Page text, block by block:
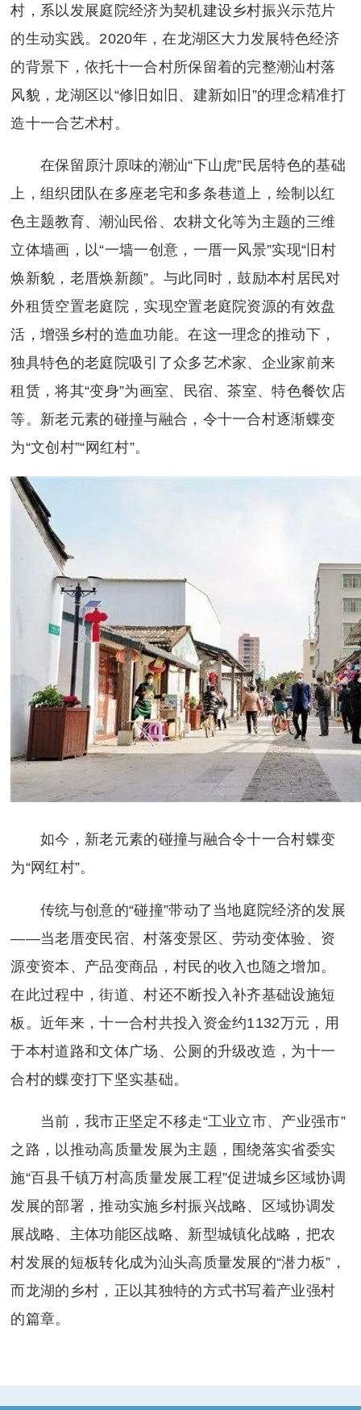
村，系以发展庭院经济为契机建设乡村振兴示范片
的生动实践。2020年，在龙湖区大力发展特色经济
的背景下，依托十一合村所保留着的完整潮汕村落
风貌，龙湖区以“修旧如旧、建新如旧”的理念精准打
造十一合艺术村。
在保留原汁原味的潮汕“下山虎”民居特色的基础
上，组织团队在多座老宅和多条巷道上，绘制以红
色主题教育、潮汕民俗、农耕文化等为主题的三维
立体墙画，以“一墙一创意，一厝一风景”实现“旧村
焕新貌，老厝焕新颜”。与此同时，鼓励本村居民对
外租赁空置老庭院，实现空置老庭院资源的有效盘
活，增强乡村的造血功能。在这一理念的推动下，
独具特色的老庭院吸引了众多艺术家、企业家前来
租赁，将其“变身”为画室、民宿、茶室、特色餐饮店
等。新老元素的碰撞与融合，令十一合村逐渐蝶变
为“文创村”“网红村”。
如今，新老元素的碰撞与融合令十一合村蝶变
为“网红村”。
传统与创意的“碰撞”带动了当地庭院经济的发展
——当老厝变民宿、村落变景区、劳动变体验、资
源变资本、产品变商品，村民的收入也随之增加。
在此过程中，街道、村还不断投入补齐基础设施短
板。近年来，十一合村共投入资金约1132万元，用
于本村道路和文体广场、公厕的升级改造，为十一
合村的蝶变打下坚实基础。
当前，我市正坚定不移走“工业立市、产业强市”
之路，以推动高质量发展为主题，围绕落实省委实
施“百县千镇万村高质量发展工程”促进城乡区域协调
发展的部署，推动实施乡村振兴战略、区域协调发
展战略、主体功能区战略、新型城镇化战略，把农
村发展的短板转化成为汕头高质量发展的“潜力板”，
而龙湖的乡村，正以其独特的方式书写着产业强村
的篇章。